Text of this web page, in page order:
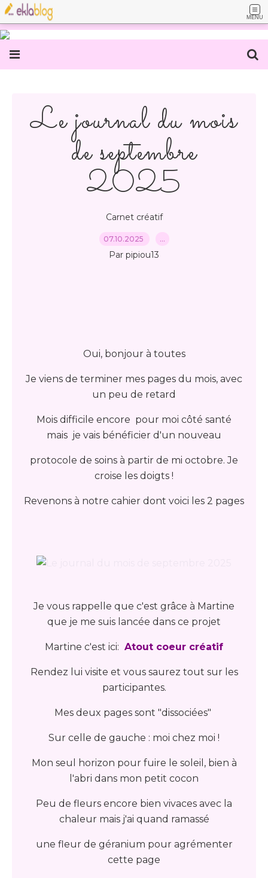
MENU
Le journal du mois
de septembre
2025
Carnet créatif
07.10.2025 …
Par pipiou13
Oui, bonjour à toutes
Je viens de terminer mes pages du mois, avec
un peu de retard
Mois difficile encore pour moi côté santé
mais je vais bénéficier d'un nouveau
protocole de soins à partir de mi octobre. Je
croise les doigts !
Revenons à notre cahier dont voici les 2 pages
Je vous rappelle que c'est grâce à Martine
que je me suis lancée dans ce projet
Martine c'est ici: Atout coeur créatif
Rendez lui visite et vous saurez tout sur les
participantes.
Mes deux pages sont "dissociées"
Sur celle de gauche : moi chez moi !
Mon seul horizon pour fuire le soleil, bien à
l'abri dans mon petit cocon
Peu de fleurs encore bien vivaces avec la
chaleur mais j'ai quand ramassé
une fleur de géranium pour agrémenter
cette page